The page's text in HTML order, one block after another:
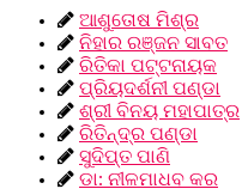
ଆଶୁତୋଷ ମିଶ୍ର
ନିହାର ରଞ୍ଜନ ସାବତ
ରିତିକା ପଟ୍ଟନାୟକ
ପ୍ରିୟଦର୍ଶନୀ ପଣ୍ଡା
ଶ୍ରୀ ବିନୟ ମହାପାତ୍ର
ରିତିନ୍ଦ୍ର ପଣ୍ଡା
ସୁଦିପ୍ତ ପାଣି
ଡା: ନୀଳମାଧବ କର